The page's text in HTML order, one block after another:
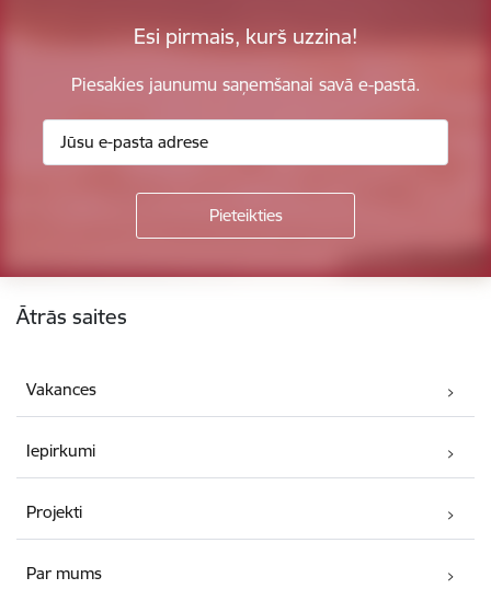
Esi pirmais, kurš uzzina!
Piesakies jaunumu saņemšanai savā e-pastā.
Ātrās saites
Vakances
Iepirkumi
Projekti
Par mums